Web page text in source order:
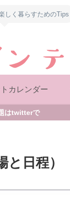
しく暮らすためのTips
カレンダー
はtwitterで
日程）